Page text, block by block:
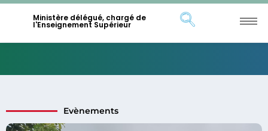
Ministère délégué, chargé de
l'Enseignement Supérieur
Evènements